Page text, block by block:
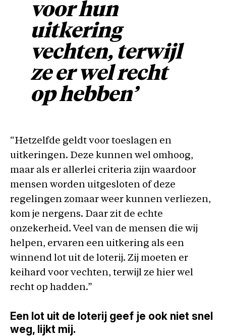
voor hun
uitkering
vechten, terwijl
ze er wel recht
op hebben’
“Hetzelfde geldt voor toeslagen en
uitkeringen. Deze kunnen wel omhoog,
maar als er allerlei criteria zijn waardoor
mensen worden uitgesloten of deze
regelingen zomaar weer kunnen verliezen,
kom je nergens. Daar zit de echte
onzekerheid. Veel van de mensen die wij
helpen, ervaren een uitkering als een
winnend lot uit de loterij. Zij moeten er
keihard voor vechten, terwijl ze hier wel
recht op hadden.”
Een lot uit de loterij geef je ook niet snel
weg, lijkt mij.